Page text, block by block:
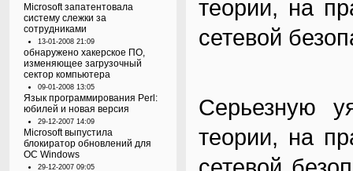
Microsoft запатентовала
систему слежки за
сотрудниками
13-01-2008 21:09
обнаружено хакерское ПО,
изменяющее загрузочный
сектор компьютера
09-01-2008 13:05
Язык программирования Perl:
юбилей и новая версия
29-12-2007 14:09
Microsoft выпустила
блокиратор обновлений для
ОС Windows
29-12-2007 09:05
теории, на
сетевой
Серьезную
теории, на